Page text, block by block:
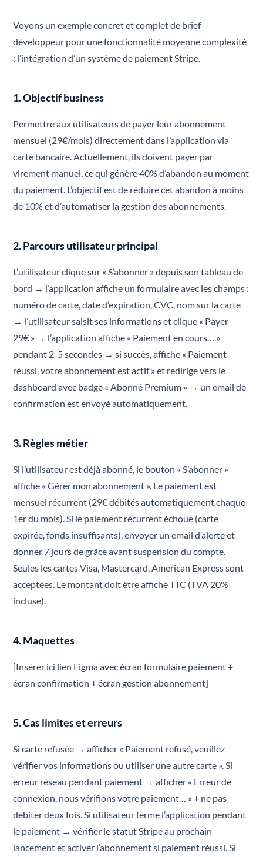
Voyons un exemple concret et complet de brief
développeur pour une fonctionnalité moyenne complexité
: l’intégration d’un système de paiement Stripe.
1. Objectif business
Permettre aux utilisateurs de payer leur abonnement
mensuel (29€/mois) directement dans l’application via
carte bancaire. Actuellement, ils doivent payer par
virement manuel, ce qui génère 40% d’abandon au moment
du paiement. L’objectif est de réduire cet abandon à moins
de 10% et d’automatiser la gestion des abonnements.
2. Parcours utilisateur principal
L’utilisateur clique sur « S’abonner » depuis son tableau de
bord → l’application affiche un formulaire avec les champs :
numéro de carte, date d’expiration, CVC, nom sur la carte
→ l’utilisateur saisit ses informations et clique « Payer
29€ » → l’application affiche « Paiement en cours… »
pendant 2-5 secondes → si succès, affiche « Paiement
réussi, votre abonnement est actif » et redirige vers le
dashboard avec badge « Abonné Premium » → un email de
confirmation est envoyé automatiquement.
3. Règles métier
Si l’utilisateur est déjà abonné, le bouton « S’abonner »
affiche « Gérer mon abonnement ». Le paiement est
mensuel récurrent (29€ débités automatiquement chaque
1er du mois). Si le paiement récurrent échoue (carte
expirée, fonds insuffisants), envoyer un email d’alerte et
donner 7 jours de grâce avant suspension du compte.
Seules les cartes Visa, Mastercard, American Express sont
acceptées. Le montant doit être affiché TTC (TVA 20%
incluse).
4. Maquettes
[Insérer ici lien Figma avec écran formulaire paiement +
écran confirmation + écran gestion abonnement]
5. Cas limites et erreurs
Si carte refusée → afficher « Paiement refusé, veuillez
vérifier vos informations ou utiliser une autre carte ». Si
erreur réseau pendant paiement → afficher « Erreur de
connexion, nous vérifions votre paiement… » + ne pas
débiter deux fois. Si utilisateur ferme l’application pendant
le paiement → vérifier le statut Stripe au prochain
lancement et activer l’abonnement si paiement réussi. Si